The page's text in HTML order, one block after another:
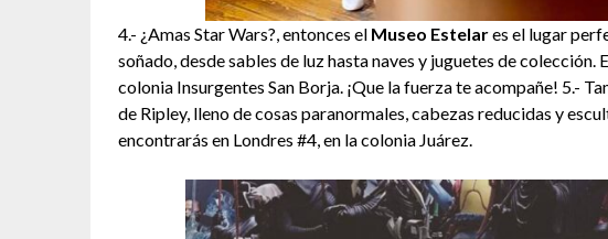
4.- ¿Amas Star Wars?, entonces el Museo Estelares el lugar
soñado, desde sables de luz hasta naves y juguetes de
colonia Insurgentes San Borja. ¡Que la fuerza te acompañe! 5.-
de Ripley, lleno de cosas paranormales, cabezas reducidas y
encontrarás en Londres #4, en la colonia Juárez.